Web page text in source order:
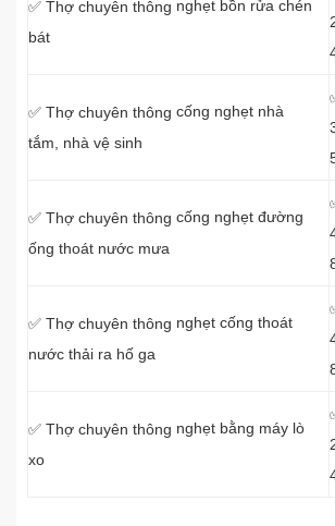
✅ Thợ chuyên thông nghẹt bồn rửa chén
bát
✅ Thợ chuyên thông cống nghẹt nhà
tắm, nhà vệ sinh
✅ Thợ chuyên thông cống nghẹt đường
ống thoát nước mưa
✅ Thợ chuyên thông nghẹt cống thoát
nước thải ra hố ga
✅ Thợ chuyên thông nghẹt bằng máy lò
xo